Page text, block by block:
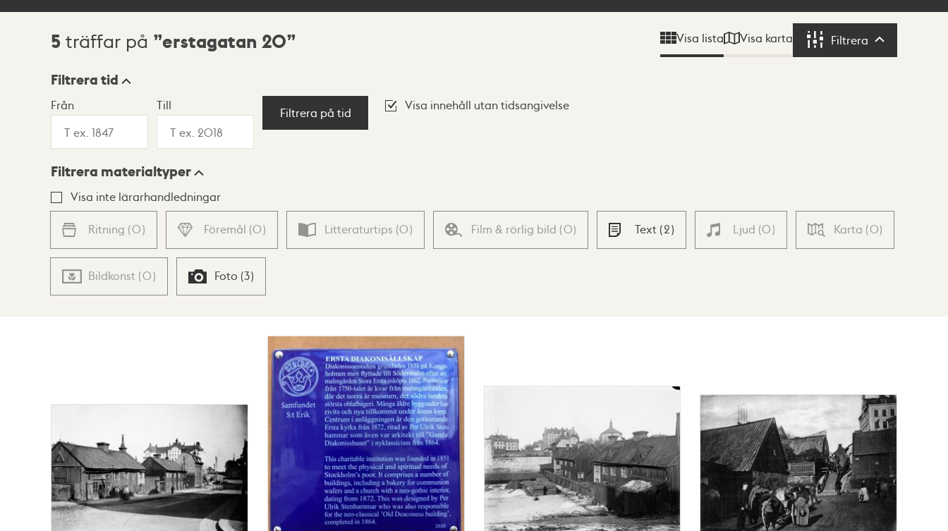
Sökresultat
5 träffar på erstagatan 20 Visa lista Visa karta Filtrera Filtrera
Visningsläge
Lista Karta
Filtrera tid
Från Till
Filtrera på tid
Visa innehåll utan tidsangivelse
Filtrera materialtyper
Visa inte lärarhandledningar
Ritning (0) Föremål (0) Litteraturtips (0) Film & rörlig bild (0) Text (2) Ljud (0) Karta (0)
Bildkonst (0) Foto (3)